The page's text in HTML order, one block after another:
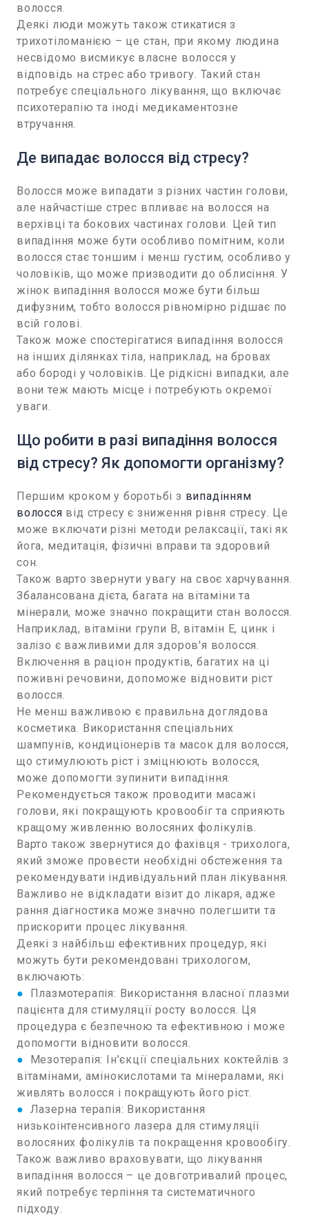
волосся.
Деякі люди можуть також стикатися з
трихотіломанією – це стан, при якому людина
несвідомо висмикує власне волосся у
відповідь на стрес або тривогу. Такий стан
потребує спеціального лікування, що включає
психотерапію та іноді медикаментозне
втручання.
Де випадає волосся від стресу?
Волосся може випадати з різних частин голови,
але найчастіше стрес впливає на волосся на
верхівці та бокових частинах голови. Цей тип
випадіння може бути особливо помітним, коли
волосся стає тоншим і менш густим, особливо у
чоловіків, що може призводити до облисіння. У
жінок випадіння волосся може бути більш
дифузним, тобто волосся рівномірно рідшає по
всій голові.
Також може спостерігатися випадіння волосся
на інших ділянках тіла, наприклад, на бровах
або бороді у чоловіків. Це рідкісні випадки, але
вони теж мають місце і потребують окремої
уваги.
Що робити в разі випадіння волосся
від стресу? Як допомогти організму?
Першим кроком у боротьбі з випадінням
волосся від стресу є зниження рівня стресу. Це
може включати різні методи релаксації, такі як
йога, медитація, фізичні вправи та здоровий
сон.
Також варто звернути увагу на своє харчування.
Збалансована дієта, багата на вітаміни та
мінерали, може значно покращити стан волосся.
Наприклад, вітаміни групи B, вітамін E, цинк і
залізо є важливими для здоров'я волосся.
Включення в раціон продуктів, багатих на ці
поживні речовини, допоможе відновити ріст
волосся.
Не менш важливою є правильна доглядова
косметика. Використання спеціальних
шампунів, кондиціонерів та масок для волосся,
що стимулюють ріст і зміцнюють волосся,
може допомогти зупинити випадіння.
Рекомендується також проводити масажі
голови, які покращують кровообіг та сприяють
кращому живленню волосяних фолікулів.
Варто також звернутися до фахівця - трихолога,
який зможе провести необхідні обстеження та
рекомендувати індивідуальний план лікування.
Важливо не відкладати візит до лікаря, адже
рання діагностика може значно полегшити та
прискорити процес лікування.
Деякі з найбільш ефективних процедур, які
можуть бути рекомендовані трихологом,
включають:
●
Плазмотерапія: Використання власної плазми
пацієнта для стимуляції росту волосся. Ця
процедура є безпечною та ефективною і може
допомогти відновити волосся.
●
Мезотерапія: Ін'єкції спеціальних коктейлів з
вітамінами, амінокислотами та мінералами, які
живлять волосся і покращують його ріст.
● Лазерна терапія: Використання
низькоінтенсивного лазера для стимуляції
волосяних фолікулів та покращення кровообігу.
Також важливо враховувати, що лікування
випадіння волосся – це довготривалий процес,
який потребує терпіння та систематичного
підходу.